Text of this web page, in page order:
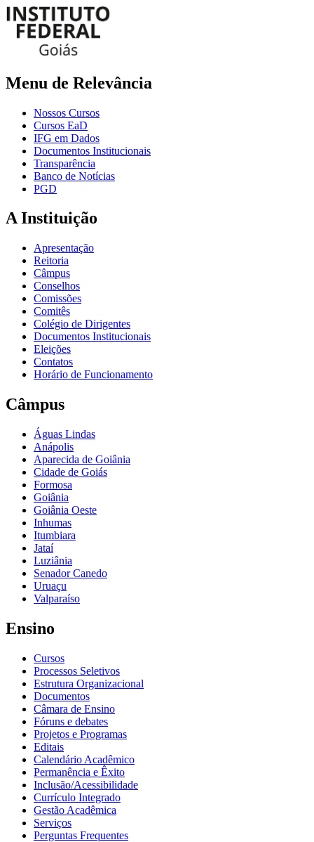
Menu de Relevância
Nossos Cursos
Cursos EaD
IFG em Dados
Documentos Institucionais
Transparência
Banco de Notícias
PGD
A Instituição
Apresentação
Reitoria
Câmpus
Conselhos
Comissões
Comitês
Colégio de Dirigentes
Documentos Institucionais
Eleições
Contatos
Horário de Funcionamento
Câmpus
Águas Lindas
Anápolis
Aparecida de Goiânia
Cidade de Goiás
Formosa
Goiânia
Goiânia Oeste
Inhumas
Itumbiara
Jataí
Luziânia
Senador Canedo
Uruaçu
Valparaíso
Ensino
Cursos
Processos Seletivos
Estrutura Organizacional
Documentos
Câmara de Ensino
Fóruns e debates
Projetos e Programas
Editais
Calendário Acadêmico
Permanência e Êxito
Inclusão/Acessibilidade
Currículo Integrado
Gestão Acadêmica
Serviços
Perguntas Frequentes